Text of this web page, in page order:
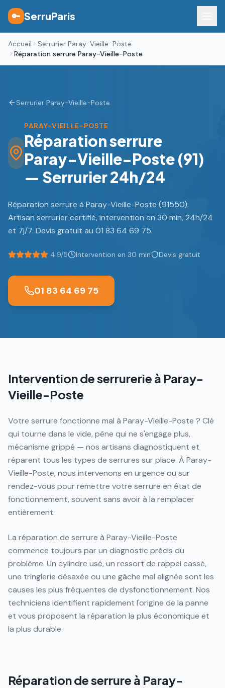
🔑 SerruParis
Accueil
Serrurier Paray-Vieille-Poste
Réparation serrure Paray-Vieille-Poste
Serrurier Paray-Vieille-Poste
PARAY-VIEILLE-POSTE
Réparation serrure
Paray-Vieille-Poste (91)
— Serrurier 24h/24
Réparation serrure à Paray-Vieille-Poste (91550).
Artisan serrurier certifié, intervention en 30 min, 24h/24
et 7j/7. Devis gratuit au 01 83 64 69 75.
4.9/5 Intervention en 30 min Devis gratuit
01 83 64 69 75
Intervention de serrurerie à Paray-
Vieille-Poste
Votre serrure fonctionne mal à Paray-Vieille-Poste ? Clé
qui tourne dans le vide, pêne qui ne s'engage plus,
mécanisme grippé — nos artisans diagnostiquent et
réparent tous les types de serrures sur place. À Paray-
Vieille-Poste, nous intervenons en urgence ou sur
rendez-vous pour remettre votre serrure en état de
fonctionnement, souvent sans avoir à la remplacer
entièrement.
La réparation de serrure à Paray-Vieille-Poste
commence toujours par un diagnostic précis du
problème. Un cylindre usé, un ressort de rappel cassé,
une tringlerie désaxée ou une gâche mal alignée sont les
causes les plus fréquentes de dysfonctionnement. Nos
techniciens identifient rapidement l'origine de la panne
et vous proposent la réparation la plus économique et
la plus durable.
Réparation de serrure à Paray-